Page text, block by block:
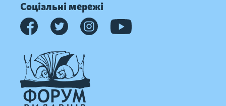
Соціальні мережі